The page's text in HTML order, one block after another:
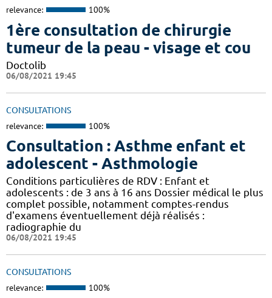
relevance: 100%
1ère consultation de chirurgie
tumeur de la peau - visage et cou
Doctolib
06/08/2021 19:45
CONSULTATIONS
relevance: 100%
Consultation : Asthme enfant et
adolescent - Asthmologie
Conditions particulières de RDV : Enfant et
adolescents : de 3 ans à 16 ans Dossier médical le plus
complet possible, notamment comptes-rendus
d'examens éventuellement déjà réalisés :
radiographie du
06/08/2021 19:45
CONSULTATIONS
relevance: 100%